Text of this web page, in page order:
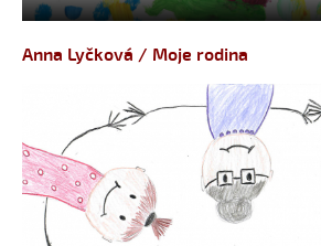
Anna Lyčková / Moje rodina